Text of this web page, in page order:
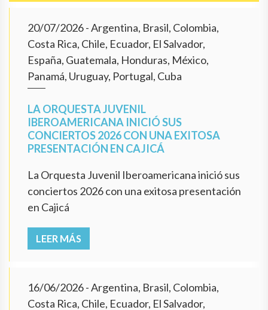
20/07/2026- Argentina, Brasil, Colombia,
Costa Rica, Chile, Ecuador, El Salvador,
España, Guatemala, Honduras, México,
Panamá, Uruguay, Portugal, Cuba
LA ORQUESTA JUVENIL
IBEROAMERICANA INICIÓ SUS
CONCIERTOS 2026 CON UNA EXITOSA
PRESENTACIÓN EN CAJICÁ
La Orquesta Juvenil Iberoamericana inició sus
conciertos 2026 con una exitosa presentación
en Cajicá
LEER MÁS
16/06/2026- Argentina, Brasil, Colombia,
Costa Rica, Chile, Ecuador, El Salvador,